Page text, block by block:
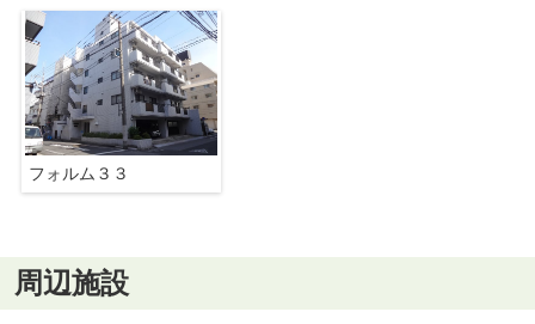
フォルム３３
周辺施設